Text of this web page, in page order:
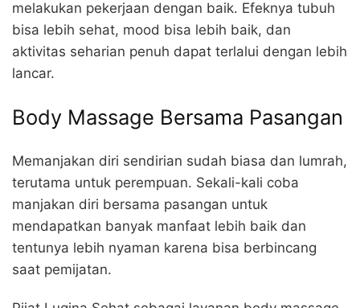
melakukan pekerjaan dengan baik. Efeknya tubuh
bisa lebih sehat, mood bisa lebih baik, dan
aktivitas seharian penuh dapat terlalui dengan lebih
lancar.
Body Massage Bersama Pasangan
Memanjakan diri sendirian sudah biasa dan lumrah,
terutama untuk perempuan. Sekali-kali coba
manjakan diri bersama pasangan untuk
mendapatkan banyak manfaat lebih baik dan
tentunya lebih nyaman karena bisa berbincang
saat pemijatan.